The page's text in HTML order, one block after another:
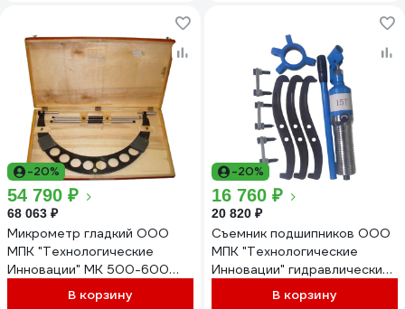
-20%
54 790 ₽
68 063 ₽
Микрометр гладкий ООО
МПК "Технологические
Инновации" МК 500-600
В корзину
-20%
16 760 ₽
20 820 ₽
Съемник подшипников ООО
МПК "Технологические
Инновации" гидравлический
15 тн 21235В корзину